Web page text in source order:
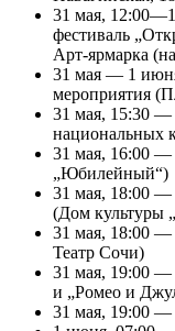
31 мая,
фестиваль
Арт-ярмарка
31 мая — 1
мероприятия
31 мая, 15:30
национальных
31 мая, 16:00 —
„Юбилейный“)
31 мая, 18:00
(Дом культуры
31 мая, 18:00
Театр Сочи)
31 мая, 19:00
и „Ромео и
31 мая, 19:00 —